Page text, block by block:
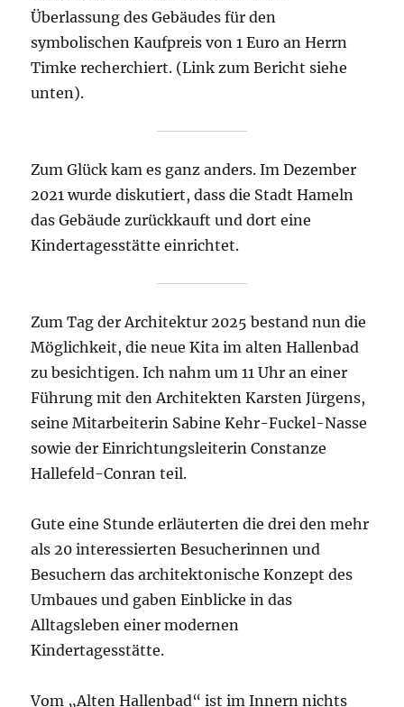
Überlassung des Gebäudes für den
symbolischen Kaufpreis von 1 Euro an Herrn
Timke recherchiert. (Link zum Bericht siehe
unten).
Zum Glück kam es ganz anders. Im Dezember
2021 wurde diskutiert, dass die Stadt Hameln
das Gebäude zurückkauft und dort eine
Kindertagesstätte einrichtet.
Zum Tag der Architektur 2025 bestand nun die
Möglichkeit, die neue Kita im alten Hallenbad
zu besichtigen. Ich nahm um 11 Uhr an einer
Führung mit den Architekten Karsten Jürgens,
seine Mitarbeiterin Sabine Kehr-Fuckel-Nasse
sowie der Einrichtungsleiterin Constanze
Hallefeld-Conran teil.
Gute eine Stunde erläuterten die drei den mehr
als 20 interessierten Besucherinnen und
Besuchern das architektonische Konzept des
Umbaues und gaben Einblicke in das
Alltagsleben einer modernen
Kindertagesstätte.
Vom „Alten Hallenbad“ ist im Innern nichts